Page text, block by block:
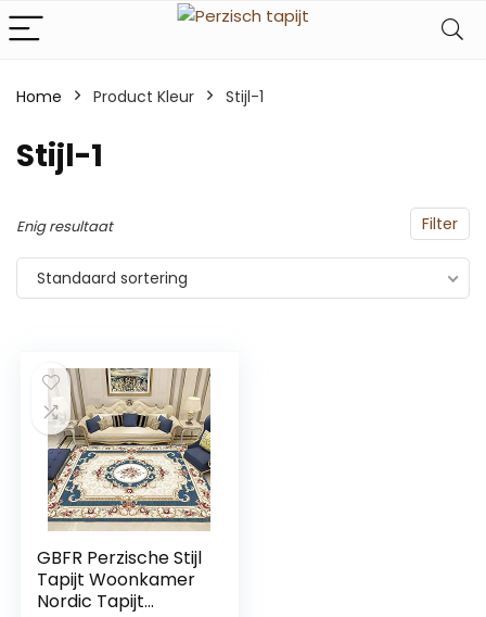
Home Product Kleur ‎Stijl-1
‎Stijl-1
Filter
Enig resultaat
Standaard sortering
GBFR Perzische Stijl
Tapijt Woonkamer
Nordic Tapijt